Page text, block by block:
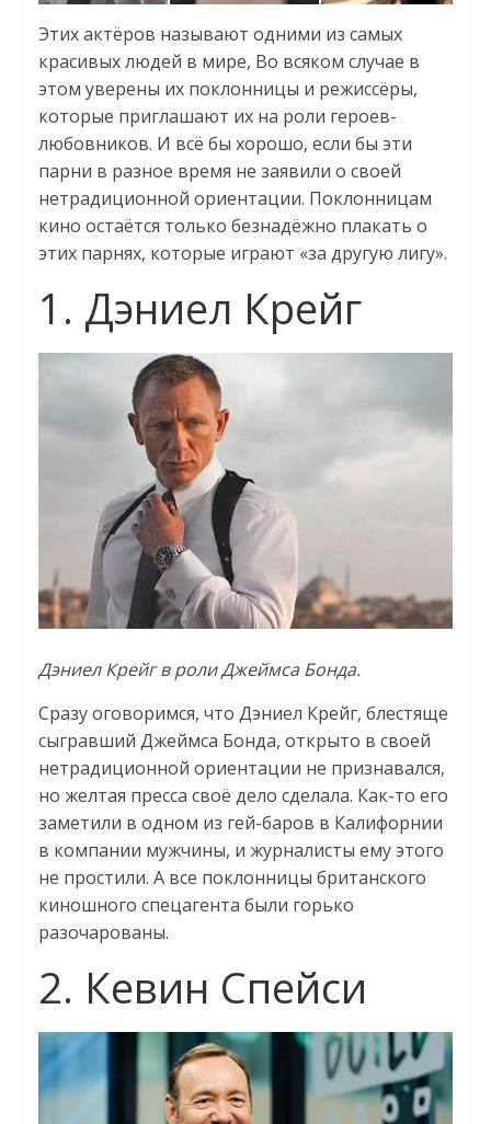
Этих актёров называют одними из самых
красивых людей в мире, Во всяком случае в
этом уверены их поклонницы и режиссёры,
которые приглашают их на роли героев-
любовников. И всё бы хорошо, если бы эти
парни в разное время не заявили о своей
нетрадиционной ориентации. Поклонницам
кино остаётся только безнадёжно плакать о
этих парнях, которые играют «за другую лигу».
1. Дэниел Крейг
Дэниел Крейг в роли Джеймса Бонда.
Сразу оговоримся, что Дэниел Крейг, блестяще
сыгравший Джеймса Бонда, открыто в своей
нетрадиционной ориентации не признавался,
но желтая пресса своё дело сделала. Как-то его
заметили в одном из гей-баров в Калифорнии
в компании мужчины, и журналисты ему этого
не простили. А все поклонницы британского
киношного спецагента были горько
разочарованы.
2. Кевин Спейси